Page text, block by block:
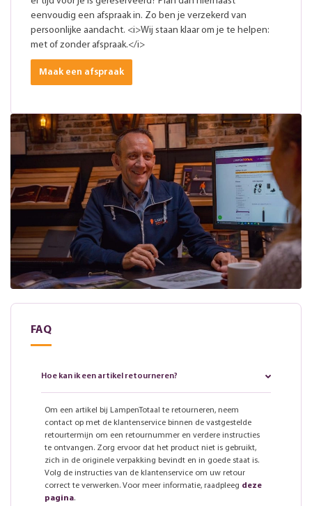
eenvoudig een afspraak in. Zo ben je verzekerd van
persoonlijke aandacht. <i>Wij staan klaar om je te helpen:
met of zonder afspraak.</i>
Maak een afspraak
FAQ
Hoe kan ik een artikel retourneren?
Om een artikel bij LampenTotaal te retourneren, neem
contact op met de klantenservice binnen de vastgestelde
retourtermijn om een retournummer en verdere instructies
te ontvangen. Zorg ervoor dat het product niet is gebruikt,
zich in de originele verpakking bevindt en in goede staat is.
Volg de instructies van de klantenservice om uw retour
correct te verwerken. Voor meer informatie, raadpleeg deze
pagina.